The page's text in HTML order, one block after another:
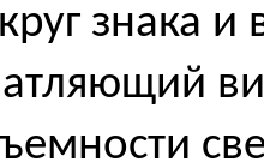
знака